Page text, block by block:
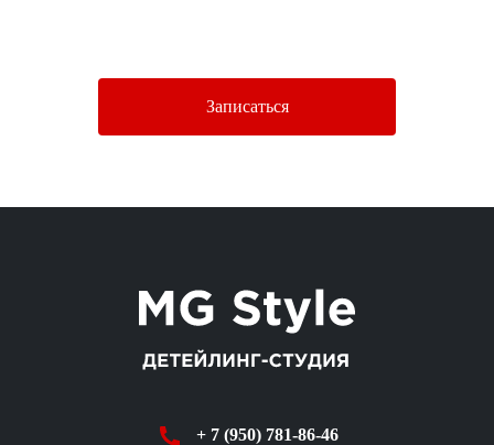
Записаться
+ 7 (950) 781-86-46